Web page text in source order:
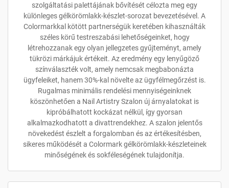
szolgáltatási palettájának bővítését célozta meg egy
különleges gélkörömlakk-készlet-sorozat bevezetésével. A
Colormarkkal kötött partnerségük keretében kihasználták
széles körű testreszabási lehetőségeinket, hogy
létrehozzanak egy olyan jellegzetes gyűjteményt, amely
tükrözi márkájuk értékeit. Az eredmény egy lenyűgöző
színválaszték volt, amely nemcsak megbabonázta
ügyfeleiket, hanem 30%-kal növelte az ügyfélmegőrzést is.
Rugalmas minimális rendelési mennyiségeinknek
köszönhetően a Nail Artistry Szalon új árnyalatokat is
kipróbálhatott kockázat nélkül, így gyorsan
alkalmazkodhatott a divattrendekhez. A szalon jelentős
növekedést észlelt a forgalomban és az értékesítésben,
sikeres működését a Colormark gélkörömlakk-készleteinek
minőségének és sokféleségének tulajdonítja.